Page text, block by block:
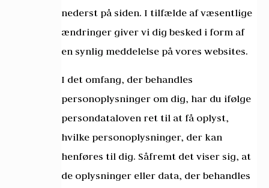
nederst på siden. I tilfælde af væsentlige
ændringer giver vi dig besked i form af
en synlig meddelelse på vores websites.
I det omfang, der behandles
personoplysninger om dig, har du ifølge
persondataloven ret til at få oplyst,
hvilke personoplysninger, der kan
henføres til dig. Såfremt det viser sig, at
de oplysninger eller data, der behandles